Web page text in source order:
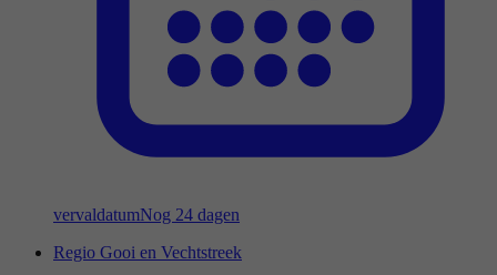
vervaldatumNog 24 dagen
Regio Gooi en Vechtstreek